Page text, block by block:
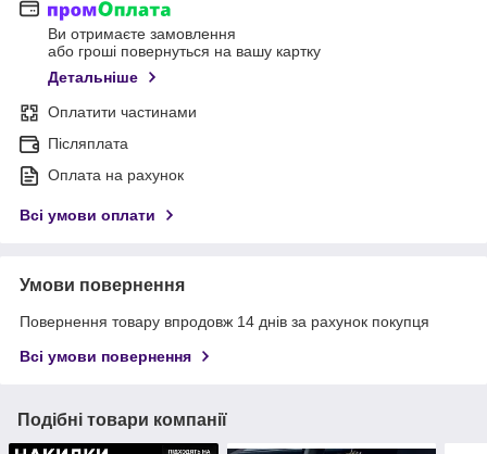
Ви отримаєте замовлення
або гроші повернуться на вашу картку
Детальніше
Оплатити частинами
Післяплата
Оплата на рахунок
Всі умови оплати
Умови повернення
Повернення товару впродовж 14 днів за рахунок покупця
Всі умови повернення
Подібні товари компанії